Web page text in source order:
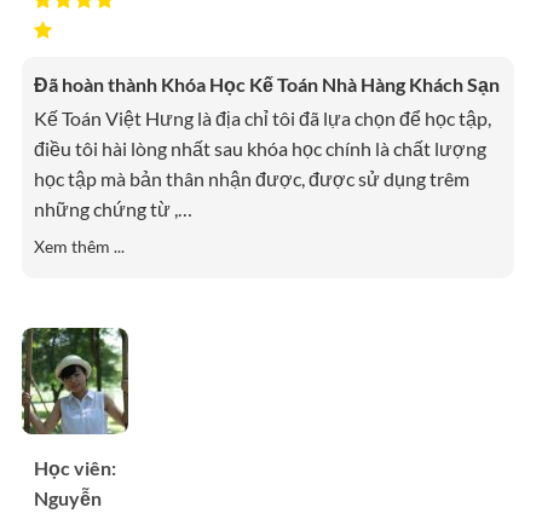
Đã hoàn thành Khóa Học Kế Toán Nhà Hàng Khách Sạn
Kế Toán Việt Hưng là địa chỉ tôi đã lựa chọn để học tập,
điều tôi hài lòng nhất sau khóa học chính là chất lượng
học tập mà bản thân nhận được, được sử dụng trêm
những chứng từ ,
Xem thêm ...
Học viên:
Nguyễn